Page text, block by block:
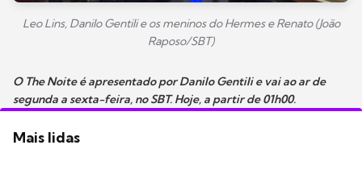
Leo Lins, Danilo Gentili e os meninos do Hermes e Renato (João
Raposo/SBT)
O The Noite é apresentado por Danilo Gentili e vai ao ar de
segunda a sexta-feira, no SBT. Hoje, a partir de 01h00.
Mais lidas